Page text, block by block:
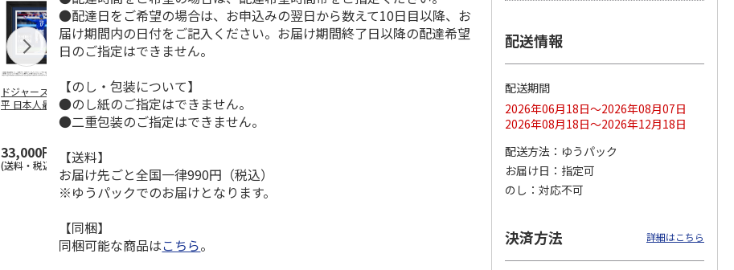
ドジャース 大谷翔
平 日本人最多53試
合連続出塁記念 ダ
33,000円
(送料・税込)
MLB ドジャース 大
谷翔平 2026 NL 3・
4月投手…
平 日本人最多53試
合連続出塁記念 コ
イ…
ドジャース 大谷翔
平 日本人最多53試
合連続出塁記念 シ
ル…
17,000円
(送料・税込)
谷翔平 2026 NL 3・
4月投手…
●配達日をご希望の場合は、お申込みの翌日から数えて10日目以降、お
届け期間内の日付をご記入ください。お届け期間終了日以降の配達希望
日のご指定はできません。
【のし・包装について】
●のし紙のご指定はできません。
●二重包装のご指定はできません。
【送料】
お届け先ごと全国一律990円（税込）
※ゆうパックでのお届けとなります。
【同梱】
同梱可能な商品はこちら。
配送情報
配送期間
2026年06月18日～2026年08月07日
2026年08月18日～2026年12月18日
配送方法
ゆうパック
お届け日
指定可
のし
対応不可
決済方法 詳細はこちら